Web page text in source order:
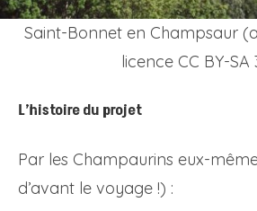
Saint-Bonnet en Champsaur
licence CC BY-SA
L’histoire du projet
Par les Champaurins eux-
d’avant le voyage !) :